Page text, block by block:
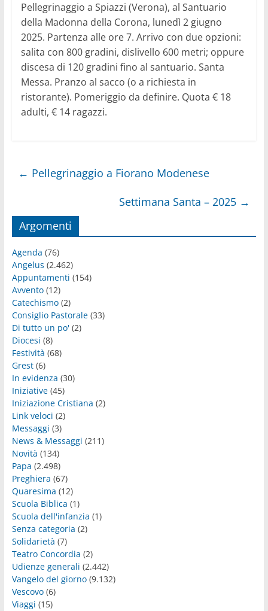
Pellegrinaggio a Spiazzi (Verona), al Santuario
della Madonna della Corona, lunedì 2 giugno
2025. Partenza alle ore 7. Arrivo con due opzioni:
salita con 800 gradini, dislivello 600 metri; oppure
discesa di 120 gradini fino al santuario. Santa
Messa. Pranzo al sacco (o a richiesta in
ristorante). Pomeriggio da definire. Quota € 18
adulti, € 14 ragazzi.
← Pellegrinaggio a Fiorano Modenese
Settimana Santa – 2025 →
Argomenti
Agenda (76)
Angelus (2.462)
Appuntamenti (154)
Avvento(12)
Catechismo(2)
Consiglio Pastorale(33)
Di tutto un po'(2)
Diocesi (8)
Festività (68)
Grest(6)
In evidenza (30)
Iniziative(45)
Iniziazione Cristiana (2)
Link veloci (2)
Messaggi (3)
News & Messaggi (211)
Novità (134)
Papa (2.498)
Preghiera (67)
Quaresima (12)
Scuola Biblica (1)
Scuola dell'infanzia (1)
Senza categoria (2)
Solidarietà (7)
Teatro Concordia (2)
Udienze generali (2.442)
Vangelo del giorno(9.132)
Vescovo(6)
Viaggi (15)